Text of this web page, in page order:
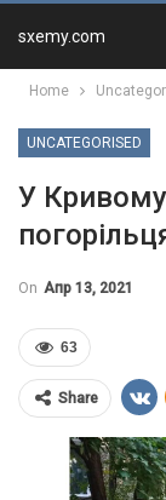
sxemy.com
Home
UNCATEGORISED
У
On Апр 13, 2021
63
Share